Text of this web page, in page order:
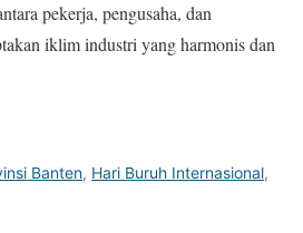
pekerja, pengusaha, dan
iklim industri yang harmonis dan
Banten, Hari Buruh Internasional,